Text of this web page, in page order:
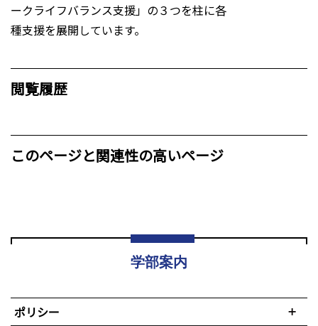
ークライフバランス⽀援」の３つを柱に各
種⽀援を展開しています。
閲覧履歴
このページと関連性の高いページ
学部案内
ポリシー